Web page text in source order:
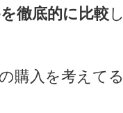
徹底的に比較
購入を考えて